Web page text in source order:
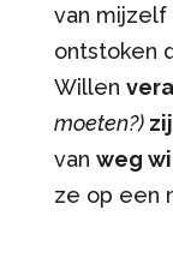
van mijzelf
ontstoken
Willen
moeten?)
van weg
ze op een